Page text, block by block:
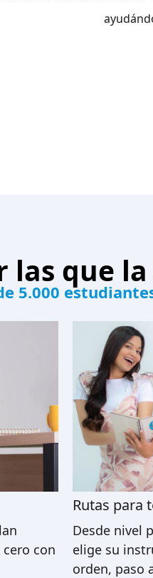
las que
5.000
con
Rutas para
Desde nivel
elige su
orden, paso